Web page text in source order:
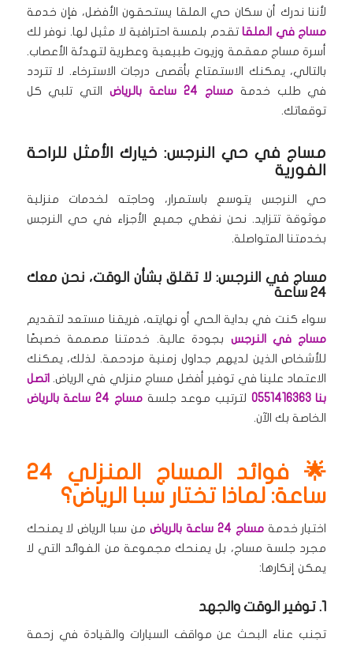
لأننا ندرك أن سكان حي الملقا يستحقون الأفضل، فإن خدمة
مساج في الملقاتقدم بلمسة احترافية لا مثيل لها. نوفر لك
أسرة مساج معقمة وزيوت طبيعية وعطرية لتهدئة الأعصاب.
بالتالي، يمكنك الاستمتاع بأقصى درجات الاسترخاء. لا تتردد
في طلب خدمةمساج 24 ساعة بالرياض
التي تلبي كل
توقعاتك.
مساج في حي النرجس: خيارك الأمثل للراحة
الفورية
حي النرجس يتوسع باستمرار، وحاجته لخدمات منزلية
موثوقة تتزايد. نحن نغطي جميع الأجزاء في حي النرجس
بخدمتنا المتواصلة.
مساج في النرجس: لا تقلق بشأن الوقت، نحن معك
24 ساعة
سواء كنت في بداية الحي أو نهايته، فريقنا مستعد لتقديم
مساج في النرجس بجودة عالية. خدمتنا مصممة خصيصًا
للأشخاص الذين لديهم جداول زمنية مزدحمة. لذلك، يمكنك
الاعتماد علينا في توفير أفضل مساج منزلي في الرياض. اتصل
بنا 0551416363
لترتيب موعد جلسةمساج 24 ساعة بالرياض
الخاصة بك الآن.
🌟 فوائد المساج المنزلي 24
ساعة: لماذا تختار سبا الرياض؟
اختيار خدمةمساج 24 ساعة بالرياض
من سبا الرياض لا يمنحك
مجرد جلسة مساج، بل يمنحك مجموعة من الفوائد التي لا
يمكن إنكارها:
1. توفير الوقت والجهد
تجنب عناء البحث عن مواقف السيارات والقيادة في زحمة